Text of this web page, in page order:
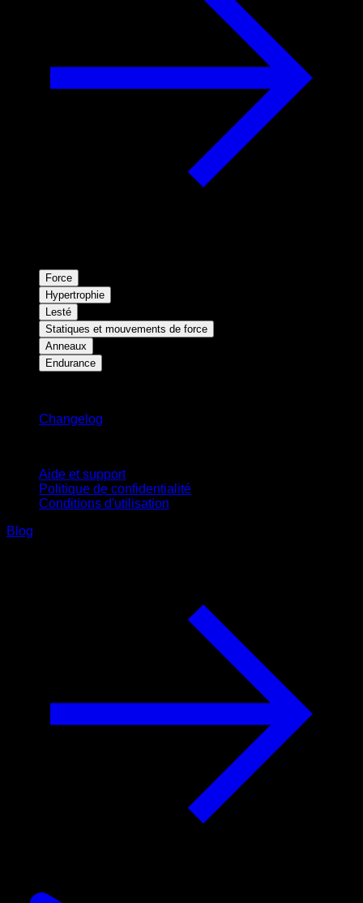
Force
Hypertrophie
Lesté
Statiques et mouvements de force
Anneaux
Endurance
Changelog
Aide et support
Politique de confidentialité
Conditions d'utilisation
Blog